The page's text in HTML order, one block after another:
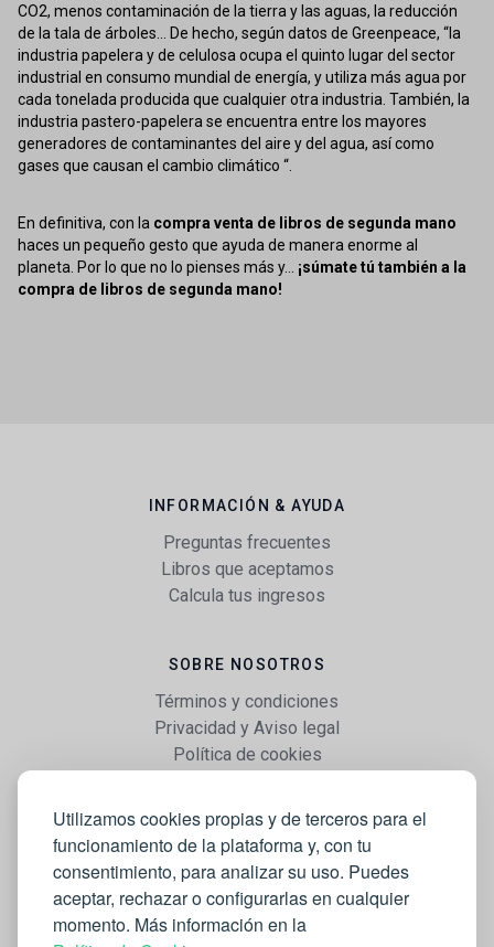
Utilizamos cookies propias y de terceros para el
funcionamiento de la plataforma y, con tu
consentimiento, para analizar su uso. Puedes
aceptar, rechazar o configurarlas en cualquier
momento. Más información en la
CO2, menos contaminación de la tierra y las aguas, la reducción
de la tala de árboles... De hecho, según datos de Greenpeace, “la
industria papelera y de celulosa ocupa el quinto lugar del sector
industrial en consumo mundial de energía, y utiliza más agua por
cada tonelada producida que cualquier otra industria. También, la
industria pastero-papelera se encuentra entre los mayores
generadores de contaminantes del aire y del agua, así como
gases que causan el cambio climático “.
En definitiva, con la compra venta de libros de segunda mano
haces un pequeño gesto que ayuda de manera enorme al
planeta. Por lo que no lo pienses más y... ¡súmate tú también a la
compra de libros de segunda mano!
INFORMACIÓN & AYUDA
Preguntas frecuentes
Libros que aceptamos
Calcula tus ingresos
SOBRE NOSOTROS
Términos y condiciones
Privacidad y Aviso legal
Política de cookies
WEB
Vender libros
Mi cuenta
Comprar libros